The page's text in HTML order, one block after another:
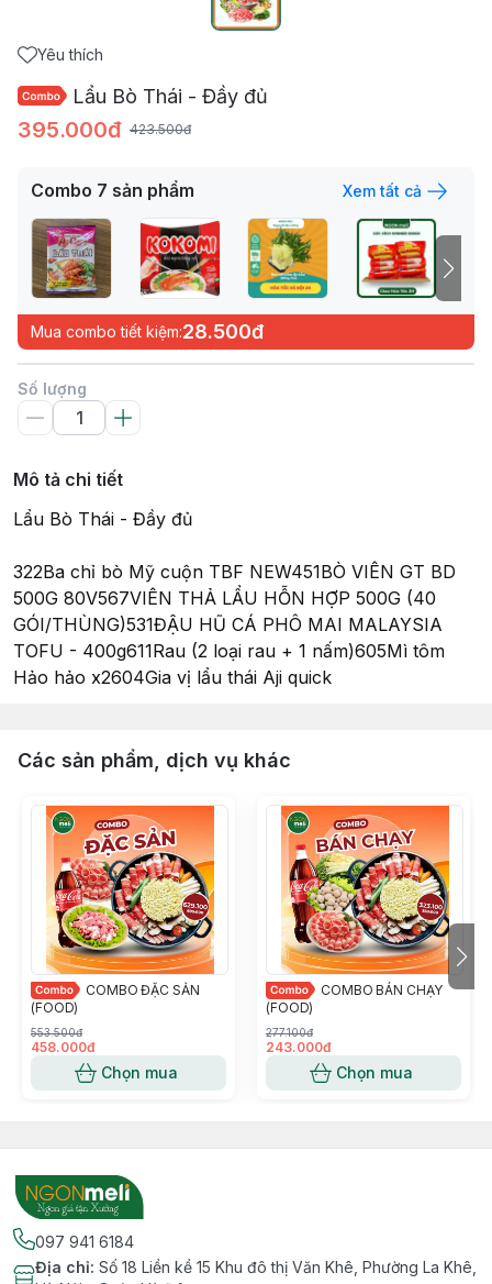
Yêu thích
Lẩu Bò Thái - Đầy đủ
395.000đ 423.500đ
Combo 7 sản phẩm Xem tất cả
Mua combo tiết kiệm:28.500đ
Số lượng
Mô tả chi tiết
Lẩu Bò Thái - Đầy đủ
322Ba chỉ bò Mỹ cuộn TBF NEW451BÒ VIÊN GT BD
500G 80V567VIÊN THẢ LẨU HỖN HỢP 500G (40
GÓI/THÙNG)531ĐẬU HŨ CÁ PHÔ MAI MALAYSIA
TOFU - 400g611Rau (2 loại rau + 1 nấm)605Mì tôm
Hảo hảo x2604Gia vị lẩu thái Aji quick
Các sản phẩm, dịch vụ khác
COMBO ĐẶC SẢN
(FOOD)
553.500đ
458.000đ
Chọn mua
COMBO BÁN CHẠY
(FOOD)
277.100đ
243.000đ
Chọn mua
097 941 6184
Địa chỉ: Số 18 Liền kề 15 Khu đô thị Văn Khê, Phường La Khê,